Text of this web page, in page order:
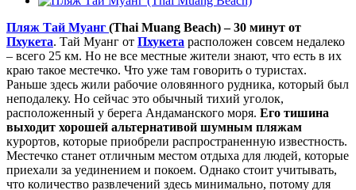
Пляж Тай Муанг (Thai Muang Beach) – 30 минут от
Пхукета. Тай Муанг от Пхукета расположен совсем недалеко
– всего 25 км. Но не все местные жители знают, что есть в их
краю такое местечко. Что уже там говорить о туристах.
Раньше здесь жили рабочие оловянного рудника, который был
неподалеку. Но сейчас это обычный тихий уголок,
расположенный у берега Андаманского моря. Его тишина
выходит хорошей альтернативой шумным пляжам
курортов, которые приобрели распространенную известность.
Местечко станет отличным местом отдыха для людей, которые
приехали за уединением и покоем. Однако стоит учитывать,
что количество развлечений здесь минимально, потому для